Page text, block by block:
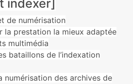
indexer]
de numérisation
la prestation la mieux adaptée
multimédia
bataillons de l’indexation
numérisation des archives de